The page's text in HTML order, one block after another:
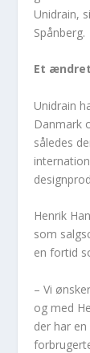
Unidrain,
Spånberg.
Et
Unidrain
Danmark
således
Henrik
som
en fortid
– Vi
og med
der har